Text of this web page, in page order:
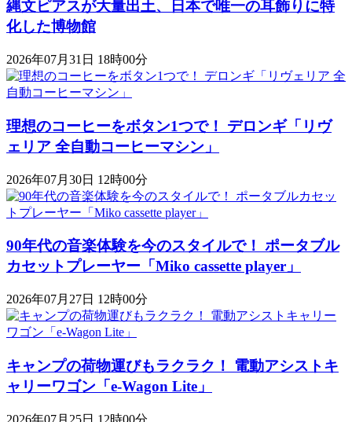
縄文ピアスが大量出土、日本で唯一の耳飾りに特
化した博物館
2026年07月31日 18時00分
理想のコーヒーをボタン1つで！ デロンギ「リヴ
ェリア 全自動コーヒーマシン」
2026年07月30日 12時00分
90年代の音楽体験を今のスタイルで！ ポータブル
カセットプレーヤー「Miko cassette player」
2026年07月27日 12時00分
キャンプの荷物運びもラクラク！ 電動アシストキ
ャリーワゴン「​​e-Wagon Lite」
2026年07月25日 12時00分